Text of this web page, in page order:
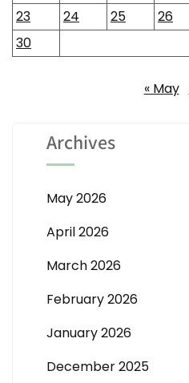
23
24 25 26
30
« May
Archives
May 2026
April 2026
March 2026
February 2026
January 2026
December 2025